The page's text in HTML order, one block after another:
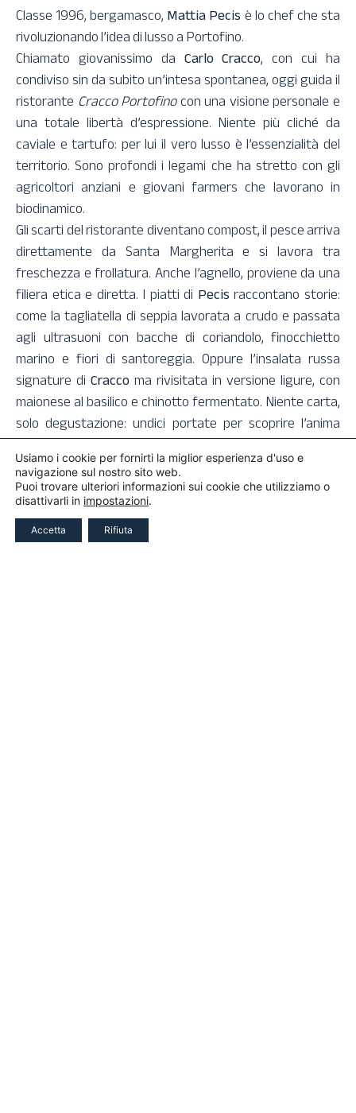
Classe 1996, bergamasco,Mattia Pecisè lo chef che sta
rivoluzionando l’idea di lusso a Portofino.
Chiamato giovanissimo da Carlo Cracco, con cui ha
condiviso sin da subito un’intesa spontanea, oggi guida il
ristorante Cracco Portofinocon una visione personale e
una totale libertà d’espressione. Niente più cliché da
caviale e tartufo: per lui il vero lusso è l’essenzialità del
territorio. Sono profondi i legami che ha stretto con gli
agricoltori anziani e giovani farmers che lavorano in
biodinamico.
Gli scarti del ristorante diventano compost, il pesce arriva
direttamente da Santa Margherita e si lavora tra
freschezza e frollatura. Anche l’agnello, proviene da una
filiera etica e diretta. I piatti di Pecisraccontano storie:
come la tagliatella di seppia lavorata a crudo e passata
agli ultrasuoni con bacche di coriandolo, finocchietto
marino e fiori di santoreggia. Oppure l’insalata russa
signature di Craccoma rivisitata in versione ligure, con
maionese al basilico e chinotto fermentato. Niente carta,
solo degustazione: undici portate per scoprire l’anima
autentica di Portofino. Altro che vecchio lusso.
Usiamo i cookie per fornirti la miglior esperienza d'uso e
navigazione sul nostro sito web.
Puoi trovare ulteriori informazioni sui cookie che utilizziamo o
disattivarli in impostazioni.
Accetta Rifiuta